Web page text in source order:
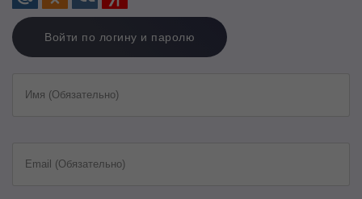
Войти по логину и паролю
Имя (Обязательно)
Email (Обязательно)